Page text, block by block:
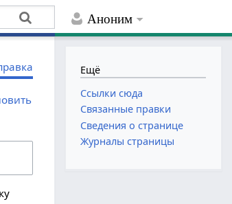
Аноним
Ещё
Ссылки сюда
Связанные правки
Сведения о странице
Журналы страницы